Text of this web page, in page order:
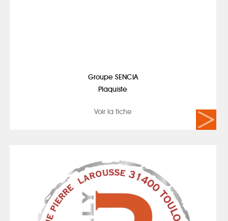
Groupe SENCIA
Plaquiste
Voir la fiche